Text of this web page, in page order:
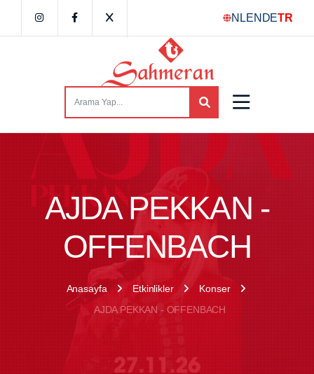
NLEN DETR
AJDA PEKKAN -
OFFENBACH
Anasayfa Etkinlikler
Konser
AJDA PEKKAN - OFFENBACH